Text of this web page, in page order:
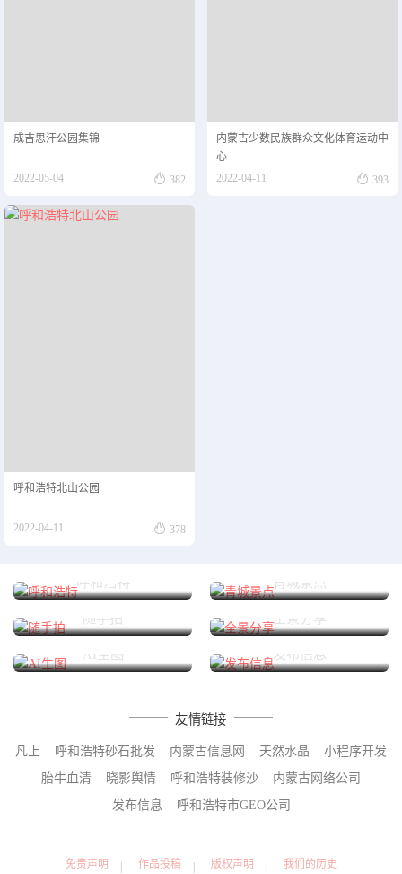
成吉思汗公园集锦
2022-05-04  382
内蒙古少数民族群众文化体育运动中
心
2022-04-11
 393
呼和浩特北山公园
2022-04-11  378
呼和浩特 青城景点
随手拍 全景分享
AI生图 发布信息
友情链接
凡上 呼和浩特砂石批发 内蒙古信息网 天然水晶
小程序开发
胎牛血清
晓影舆情 呼和浩特装修沙
内蒙古网络公司
发布信息
呼和浩特市GEO公司
免责声明 作品投稿 版权声明 我们的历史